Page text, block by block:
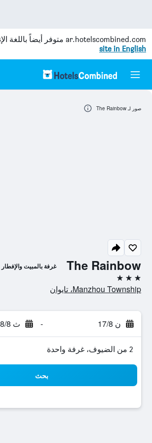
ar.hotelscombined.com متوفر أيضاً باللغة
site in English
The Rainbow غرفة بالمبيت والإفطار
3 نجوم
Manzhou Township، تايوان
ن 17/8 - ث 18/8
2 من الضيوف، غرفة واحدة
بحث
صور لـ The Rainbow